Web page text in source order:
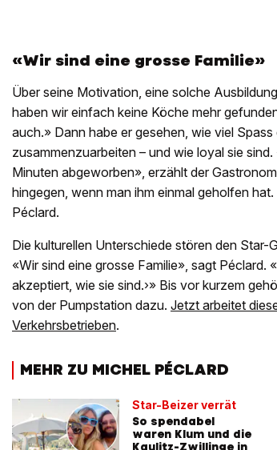
«Wir sind eine grosse Familie»
Über seine Motivation, eine solche
haben wir einfach keine Köche mehr
auch.» Dann habe er gesehen, wie viel
zusammenzuarbeiten – und wie loyal sie
Minuten abgeworben», erzählt der
hingegen, wenn man ihm einmal geholfen
Péclard.
Die kulturellen Unterschiede stören den Star-
«Wir sind eine grosse Familie», sagt Péclard.
akzeptiert, wie sie sind.›» Bis vor kurzem
von der Pumpstation dazu. Jetzt arbeitet
Verkehrsbetrieben.
MEHR ZU MICHEL PÉCLARD
Star-Beizer verrät
So spendabel
waren Klum und die
Kaulitz-Zwillinge in